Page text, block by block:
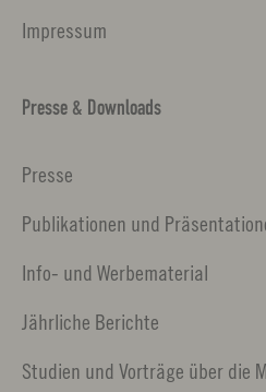
Impressum
Presse & Downloads
Presse
Publikationen und
Info- und Werbematerial
Jährliche Berichte
Studien und Vorträge über die